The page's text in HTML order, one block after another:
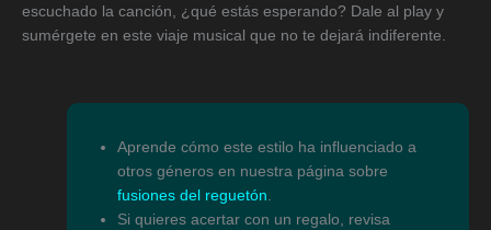
escuchado la canción, ¿qué estás esperando? Dale al play y
sumérgete en este viaje musical que no te dejará indiferente.
Aprende cómo este estilo ha influenciado a
otros géneros en nuestra página sobre
fusiones del reguetón.
Si quieres acertar con un regalo, revisa